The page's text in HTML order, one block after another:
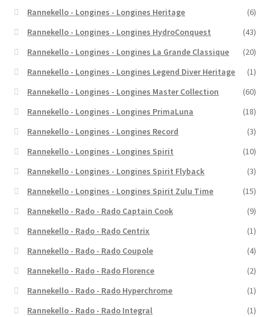
Rannekello - Longines - Longines Heritage
(6)
Rannekello - Longines - Longines HydroConquest
(43)
Rannekello - Longines - Longines La Grande Classique
(20)
Rannekello - Longines - Longines Legend Diver Heritage
(1)
Rannekello - Longines - Longines Master Collection
(60)
Rannekello - Longines - Longines PrimaLuna
(18)
Rannekello - Longines - Longines Record
(3)
Rannekello - Longines - Longines Spirit
(10)
Rannekello - Longines - Longines Spirit Flyback
(3)
Rannekello - Longines - Longines Spirit Zulu Time
(15)
Rannekello - Rado - Rado Captain Cook
(9)
Rannekello - Rado - Rado Centrix
(1)
Rannekello - Rado - Rado Coupole
(4)
Rannekello - Rado - Rado Florence
(2)
Rannekello - Rado - Rado Hyperchrome
(1)
Rannekello - Rado - Rado Integral
(1)